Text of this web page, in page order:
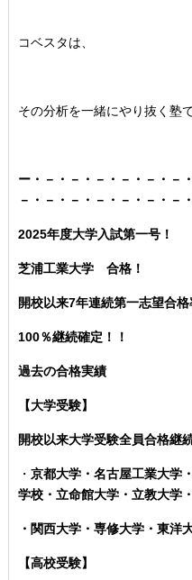
コベスタは、
その分析を一緒にやり抜く塾で
ー・－・－・－・－・－・－
－・－・－・－・－・－・－
2025年度大学入試第一号！
芝浦工業大学 合格！
開校以来7年連続第一志望合格
100％継続確定！！
過去の合格実績
【大学受験】
開校以来大学受験全員合格継
・ 京都大学・名古屋工業大学
学校・立命館大学・立教大学
・関西大学・専修大学・東
【高校受験】